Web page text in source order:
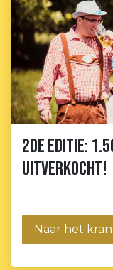
2de editie:
uitverkocht!
Naar het